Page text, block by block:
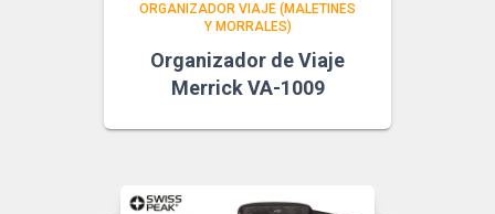
ORGANIZADOR VIAJE (MALETINES
Y MORRALES)
Organizador de Viaje
Merrick VA-1009